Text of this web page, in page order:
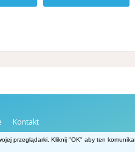
Kontakt
przeglądarki. Kliknij "OK" aby ten